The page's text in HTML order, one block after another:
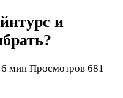
и
6 мин Просмотров 681